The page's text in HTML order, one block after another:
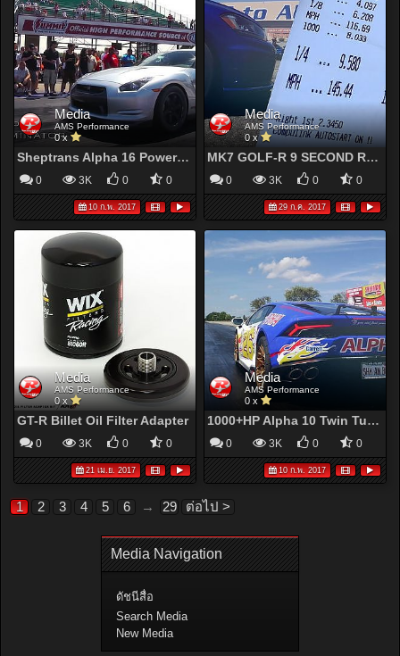
Media
AMS Performance
0 x
Sheptrans Alpha 16 Powered R35 GT-R: 8.28@173mph!!!
0 3K 0 0
10 ก.พ. 2017
Media
AMS Performance
0 x
MK7 GOLF-R 9 SECOND RECORD RUN
0 3K 0 0
29 ก.ค. 2017
Media
AMS Performance
0 x
GT-R Billet Oil Filter Adapter
0 3K 0 0
21 เม.ย. 2017
Media
AMS Performance
0 x
1000+HP Alpha 10 Twin Turbo Lamborghini Huracan Runs 9.4 @ 147mph
0 3K 0 0
10 ก.พ. 2017
1 2 3 4 5 6 → 29 ต่อไป >
Media Navigation
ดัชนีสื่อ
Search Media
New Media